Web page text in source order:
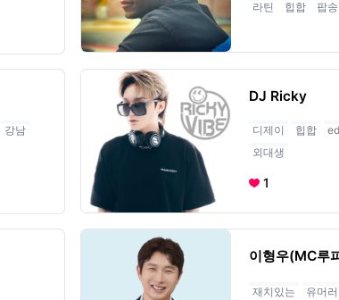
라틴
힙합 팝송
강남
DJ Ricky
디제이 힙합
외대생
1
이형우(MC루
재치있는 유머